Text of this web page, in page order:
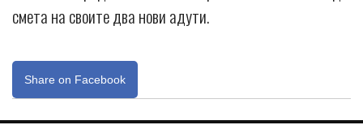
смета на своите два нови адути.
Share on Facebook